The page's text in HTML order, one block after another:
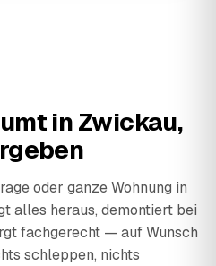
in Zwickau,
oder ganze Wohnung in
alles heraus, demontiert bei
fachgerecht — auf Wunsch
schleppen, nichts